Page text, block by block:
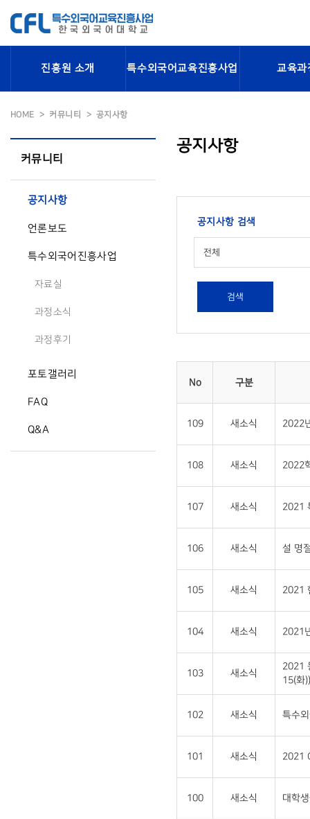
진흥원 소개 특수외국어교육진흥사업 교육과
HOME 커뮤니티 공지사항
커뮤니티
공지사항
언론보도
특수외국어진흥사업
자료실
과정소식
과정후기
포토갤러리
FAQ
Q&A
공지사항
공지사항 검색
전체
검색
No 구분
109 새소식 2022
108 새소식 2022
107 새소식 2021
106 새소식 설 명
105 새소식 2021
104 새소식 2021
103 새소식
2021
15(화))
102 새소식 특수
101 새소식 2021
100 새소식 대학